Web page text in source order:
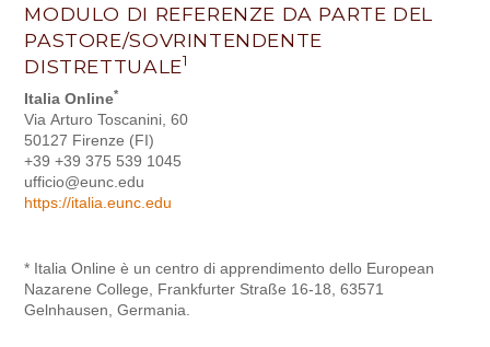
MODULO DI REFERENZE DA PARTE DEL
PASTORE/SOVRINTENDENTE
DISTRETTUALE1
Italia Online*
Via Arturo Toscanini, 60
50127 Firenze (FI)
+39 +39 375 539 1045
ufficio@eunc.edu
https://italia.eunc.edu
* Italia Online è un centro di apprendimento dello European
Nazarene College, Frankfurter Straße 16-18, 63571
Gelnhausen, Germania.